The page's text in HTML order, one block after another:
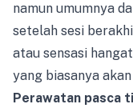
namun umumnya
setelah sesi
atau sensasi
yang biasanya
Perawatan pasca